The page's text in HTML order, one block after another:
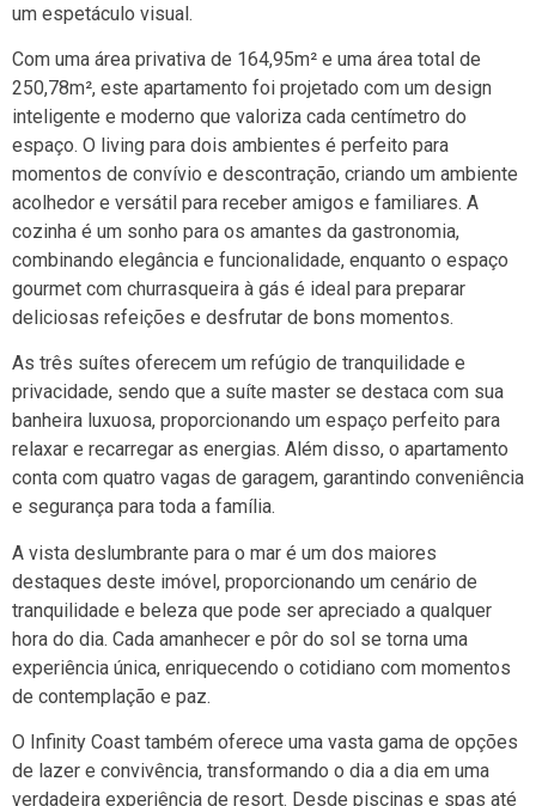
um espetáculo visual.
Com uma área privativa de 164,95m² e uma área total de
250,78m², este apartamento foi projetado com um design
inteligente e moderno que valoriza cada centímetro do
espaço. O living para dois ambientes é perfeito para
momentos de convívio e descontração, criando um ambiente
acolhedor e versátil para receber amigos e familiares. A
cozinha é um sonho para os amantes da gastronomia,
combinando elegância e funcionalidade, enquanto o espaço
gourmet com churrasqueira à gás é ideal para preparar
deliciosas refeições e desfrutar de bons momentos.
As três suítes oferecem um refúgio de tranquilidade e
privacidade, sendo que a suíte master se destaca com sua
banheira luxuosa, proporcionando um espaço perfeito para
relaxar e recarregar as energias. Além disso, o apartamento
conta com quatro vagas de garagem, garantindo conveniência
e segurança para toda a família.
A vista deslumbrante para o mar é um dos maiores
destaques deste imóvel, proporcionando um cenário de
tranquilidade e beleza que pode ser apreciado a qualquer
hora do dia. Cada amanhecer e pôr do sol se torna uma
experiência única, enriquecendo o cotidiano com momentos
de contemplação e paz.
O Infinity Coast também oferece uma vasta gama de opções
de lazer e convivência, transformando o dia a dia em uma
verdadeira experiência de resort. Desde piscinas e spas até